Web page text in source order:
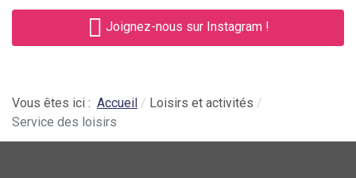
Joignez-nous sur Instagram !
Vous êtes ici : Accueil
Loisirs et activités
Service des loisirs